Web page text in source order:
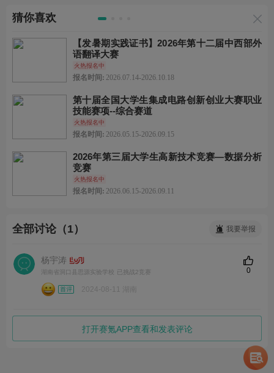
猜你喜欢
【发暑期实践证书】2026年第十二届中西部外
语翻译大赛
火热报名中
报名时间: 2026.07.14-2026.10.18
第十届全国大学生集成电路创新创业大赛职业
技能赛项--综合赛道
火热报名中
报名时间: 2026.05.15-2026.09.15
2026年第三届大学生高新技术竞赛—数据分析
竞赛
火热报名中
报名时间: 2026.06.15-2026.09.11
全部讨论（1） 我要举报
杨宇涛
湖南省洞口县思源实验学校 已挑战2竞赛
2024-08-11 湖南
0
打开赛氪APP查看和发表评论